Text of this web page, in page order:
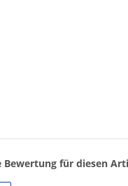
anzeigen
Bewertung für diesen